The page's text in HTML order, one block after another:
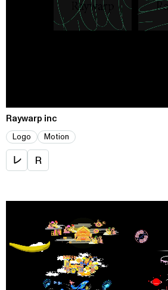
Raywarp inc
Logo Motion
レ R